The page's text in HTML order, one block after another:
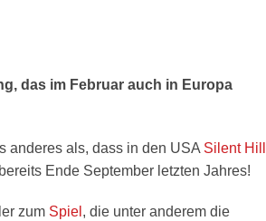
das im Februar auch in Europa
anderes als, dass in den USA Silent Hill
Ende September letzten Jahres!
zum Spiel , die unter anderem die